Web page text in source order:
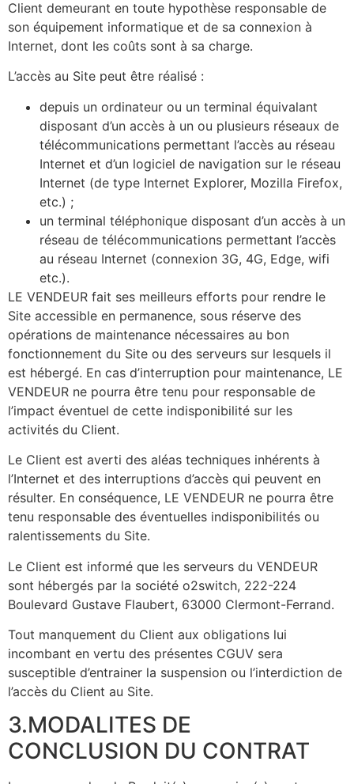
Client demeurant en toute hypothèse responsable de
son équipement informatique et de sa connexion à
Internet, dont les coûts sont à sa charge.
L’accès au Site peut être réalisé :
depuis un ordinateur ou un terminal équivalant
disposant d’un accès à un ou plusieurs réseaux de
télécommunications permettant l’accès au réseau
Internet et d’un logiciel de navigation sur le réseau
Internet (de type Internet Explorer, Mozilla Firefox,
etc.) ;
un terminal téléphonique disposant d’un accès à un
réseau de télécommunications permettant l’accès
au réseau Internet (connexion 3G, 4G, Edge, wifi
etc.).
LE VENDEUR fait ses meilleurs efforts pour rendre le
Site accessible en permanence, sous réserve des
opérations de maintenance nécessaires au bon
fonctionnement du Site ou des serveurs sur lesquels il
est hébergé. En cas d’interruption pour maintenance, LE
VENDEUR ne pourra être tenu pour responsable de
l’impact éventuel de cette indisponibilité sur les
activités du Client.
Le Client est averti des aléas techniques inhérents à
l’Internet et des interruptions d’accès qui peuvent en
résulter. En conséquence, LE VENDEUR ne pourra être
tenu responsable des éventuelles indisponibilités ou
ralentissements du Site.
Le Client est informé que les serveurs du VENDEUR
sont hébergés par la société o2switch, 222-224
Boulevard Gustave Flaubert, 63000 Clermont-Ferrand.
Tout manquement du Client aux obligations lui
incombant en vertu des présentes CGUV sera
susceptible d’entrainer la suspension ou l’interdiction de
l’accès du Client au Site.
3.MODALITES DE
CONCLUSION DU CONTRAT